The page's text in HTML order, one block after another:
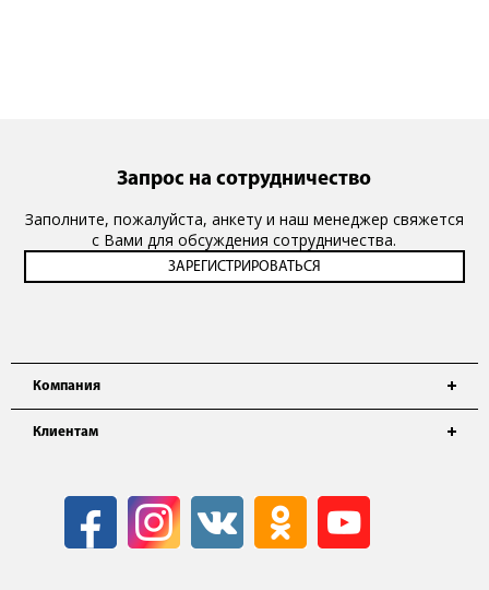
Компания
Клиентам
Запрос на сотрудничество
Заполните, пожалуйста, анкету и наш менеджер свяжется
с Вами для обсуждения сотрудничества.